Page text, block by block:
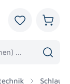
Du hast 0